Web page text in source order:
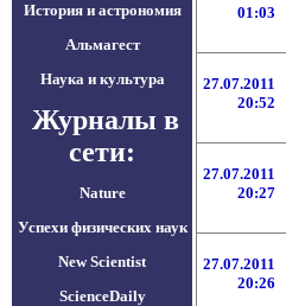
История и астрономия
Альмагест
Наука и культура
Журналы в
сети:
Nature
Успехи физических наук
New Scientist
ScienceDaily
01:03
27.07.2011
20:52
27.07.2011
20:27
27.07.2011
20:26